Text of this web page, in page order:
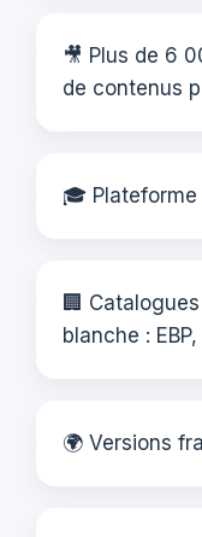
🎥 Plus de 6
de contenus
🎓
🏢
blanche :
🌍 Versions